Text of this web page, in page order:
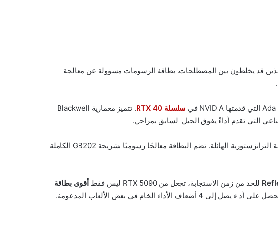
قد يخلطون بين المصطلحات. بطاقة الرسومات مسؤولة عن معالجة
سلسلة RTX 40
. تتميز معمارية Blackwell
، مما يوفر كفاءة طاقة استثنائية مقارنة بالكثافة الترانزستورية الهائلة. تضم البطاقة معالجًا رسوميًا بشريحة GB202 الكاملة
للحد من زمن الاستجابة، تجعل من RTX 5090 ليس فقط
أقوى بطاقة
الخام في بعض الألعاب المدعومة.